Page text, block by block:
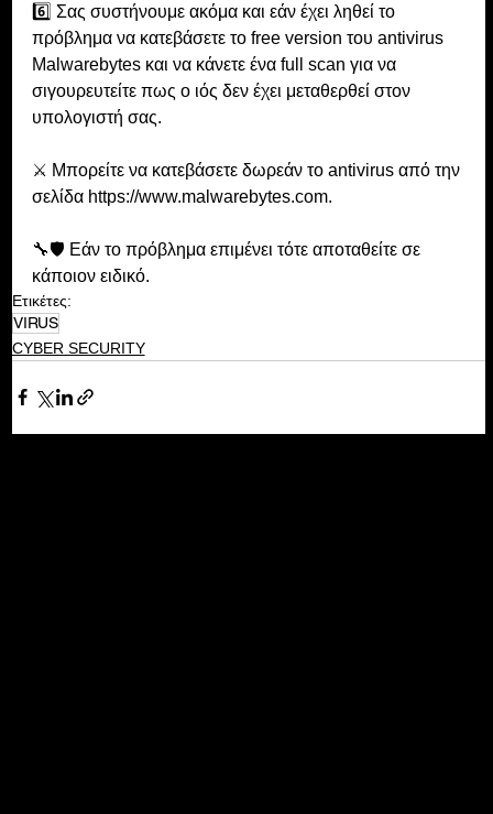
6️⃣ Σας συστήνουμε ακόμα και εάν έχει ληθεί το
πρόβλημα να κατεβάσετε το free version του antivirus
Malwarebytes και να κάνετε ένα full scan για να
σιγουρευτείτε πως ο ιός δεν έχει μεταθερθεί στον
υπολογιστή σας.
⚔️ Μπορείτε να κατεβάσετε δωρεάν το antivirus από την
σελίδα https://www.malwarebytes.com.
🔧🛡 Eάν το πρόβλημα επιμένει τότε αποταθείτε σε
κάποιον ειδικό.
Ετικέτες:
VIRUS
CYBER SECURITY